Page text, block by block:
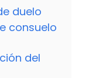
duelo
consuelo
del